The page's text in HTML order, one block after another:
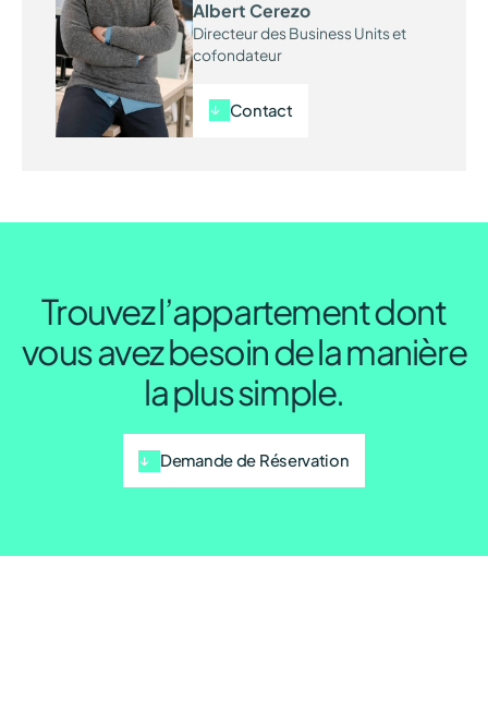
Albert Cerezo
Directeur des Business Units et
cofondateur
Contact
Trouvez l’appartement dont
vous avez besoin de la manière
la plus simple.
Demande de Réservation